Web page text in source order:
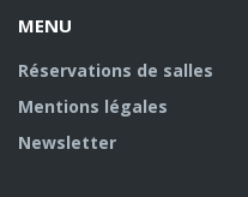
MENU
Réservations de salles
Mentions légales
Newsletter